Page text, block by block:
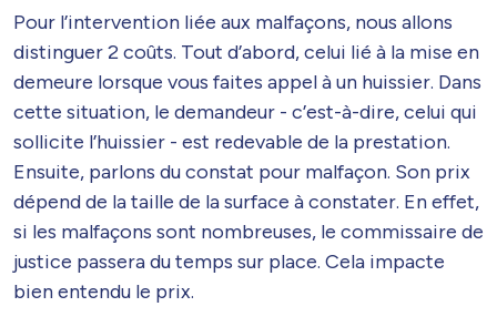
Pour l’intervention liée aux malfaçons, nous allons
distinguer 2 coûts. Tout d’abord, celui lié à la mise en
demeure lorsque vous faites appel à un huissier. Dans
cette situation, le demandeur - c’est-à-dire, celui qui
sollicite l’huissier - est redevable de la prestation.
Ensuite, parlons du constat pour malfaçon. Son prix
dépend de la taille de la surface à constater. En effet,
si les malfaçons sont nombreuses, le commissaire de
justice passera du temps sur place. Cela impacte
bien entendu le prix.